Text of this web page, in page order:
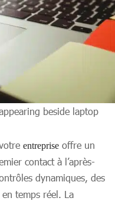
beside laptop
entreprise offre un
contact à l’après-
dynamiques, des
temps réel. La